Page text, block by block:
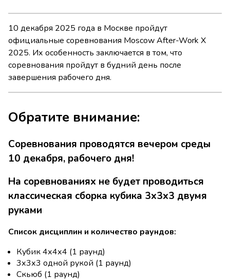
10 декабря 2025 года в Москве пройдут
официальные соревнования Moscow After-Work X
2025. Их особенность заключается в том, что
соревнования пройдут в будний день после
завершения рабочего дня.
Обратите внимание:
Соревнования проводятся вечером среды
10 декабря, рабочего дня!
На соревнованиях не будет проводиться
классическая сборка кубика 3х3х3 двумя
руками
Список дисциплин и количество раундов:
Кубик 4х4х4 (1 раунд)
3х3х3 одной рукой (1 раунд)
Скьюб (1 раунд)